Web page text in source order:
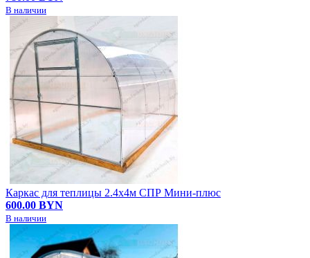
В наличии
Каркас для теплицы 2.4х4м СПР Мини-плюс
600.00 BYN
В наличии